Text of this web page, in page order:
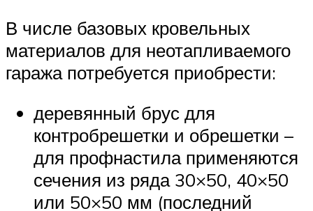
В числе базовых кровельных
материалов для неотапливаемого
гаража потребуется приобрести:
деревянный брус для
контробрешетки и обрешетки –
для профнастила применяются
сечения из ряда 30×50, 40×50
или 50×50 мм (последний